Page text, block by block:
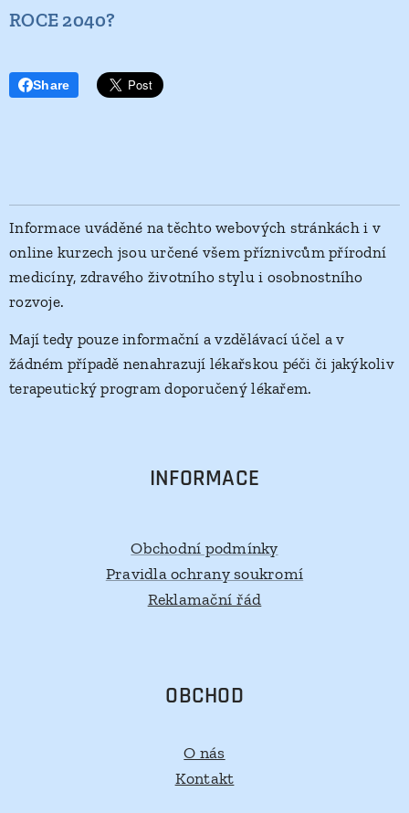
ROCE 2040?
Share
Informace uváděné na těchto webových stránkách i v
online kurzech jsou určené všem příznivcům přírodní
medicíny, zdravého životního stylu i osobnostního
rozvoje.
Mají tedy pouze informační a vzdělávací účel a v
žádném případě nenahrazují lékařskou péči či jakýkoliv
terapeutický program doporučený lékařem.
INFORMACE
Obchodní podmínky
Pravidla ochrany soukromí
Reklamační řád
OBCHOD
O nás
Kontakt